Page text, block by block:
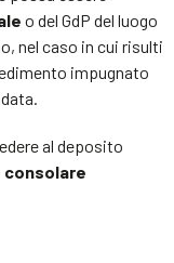
o del GdP del luogo
nel caso in cui risulti
impugnato
al deposito
consolare